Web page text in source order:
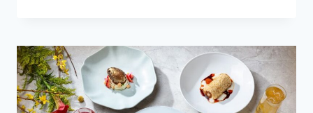
動
萌
限
「森
林